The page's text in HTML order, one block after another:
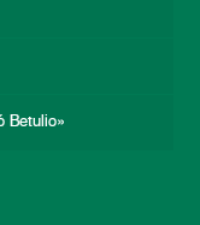
Betulio»